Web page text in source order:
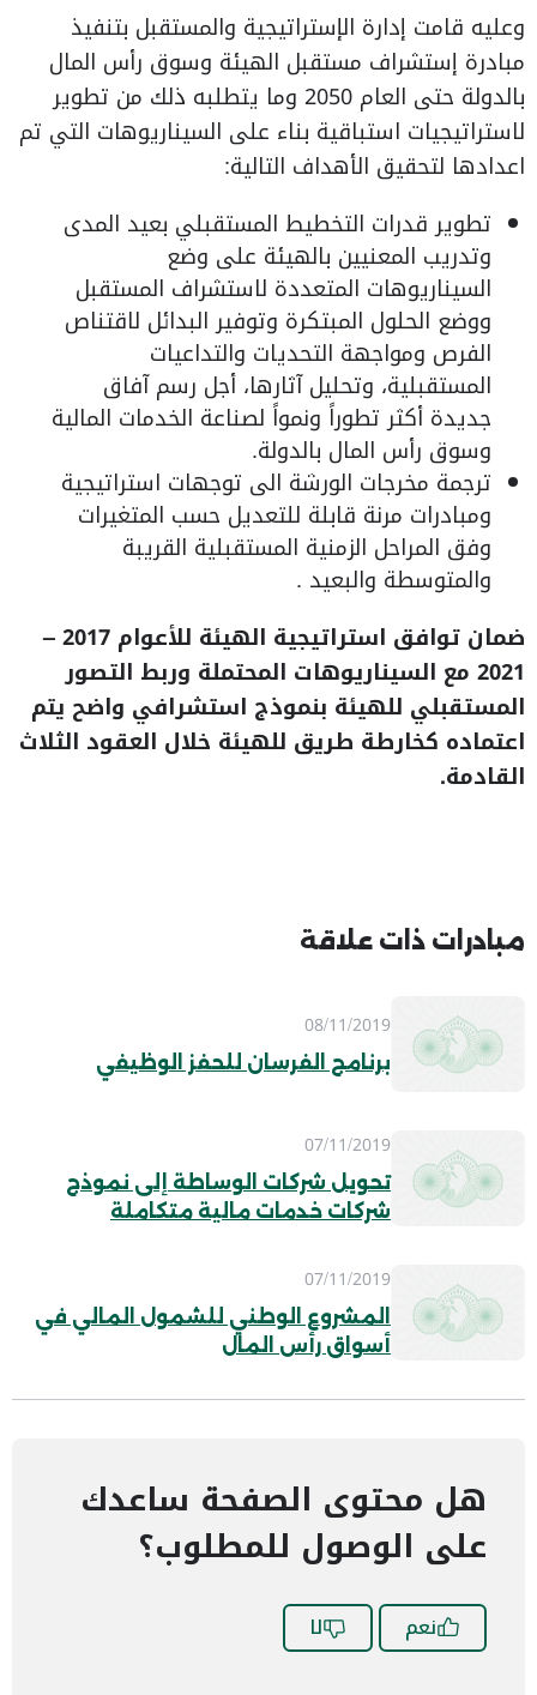
وعليه قامت إدارة الإستراتيجية والمستقبل بتنفيذ
مبادرة إستشراف مستقبل الهيئة وسوق رأس المال
بالدولة حتى العام 2050 وما يتطلبه ذلك من تطوير
لاستراتيجيات استباقية بناء على السيناريوهات التي تم
اعدادها لتحقيق الأهداف التالية:
تطوير قدرات التخطيط المستقبلي بعيد المدى
وتدريب المعنيين بالهيئة على وضع
السيناريوهات المتعددة لاستشراف المستقبل
ووضع الحلول المبتكرة وتوفير البدائل لاقتناص
الفرص ومواجهة التحديات والتداعيات
المستقبلية، وتحليل آثارها، أجل رسم آفاق
جديدة أكثر تطوراً ونمواً لصناعة الخدمات المالية
وسوق رأس المال بالدولة.
ترجمة مخرجات الورشة الى توجهات استراتيجية
ومبادرات مرنة قابلة للتعديل حسب المتغيرات
وفق المراحل الزمنية المستقبلية القريبة
والمتوسطة والبعيد .
ضمان توافق استراتيجية الهيئة للأعوام 2017 –
2021 مع السيناريوهات المحتملة وربط التصور
المستقبلي للهيئة بنموذج استشرافي واضح يتم
اعتماده كخارطة طريق للهيئة خلال العقود الثلاث
القادمة.
مبادرات ذات علاقة
08/11/2019
برنامج الفرسان للحفز الوظيفي
07/11/2019
تحويل شركات الوساطة إلى نموذج
شركات خدمات مالية متكاملة
07/11/2019
المشروع الوطني للشمول المالي في
أسواق رأس المال
هل محتوى الصفحة ساعدك
على الوصول للمطلوب؟
نعم لا